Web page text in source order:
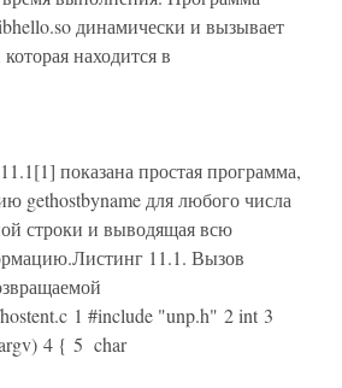
динамически и вызывает
находится в
показана простая программа,
gethostbyname для любого числа
строки и выводящая всю
11.1. Вызов
1 #include "unp.h" 2 int 3
4 { 5 char